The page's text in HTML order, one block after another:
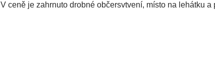
V ceně je zahrnuto drobné občersvtvení, místo na lehátku